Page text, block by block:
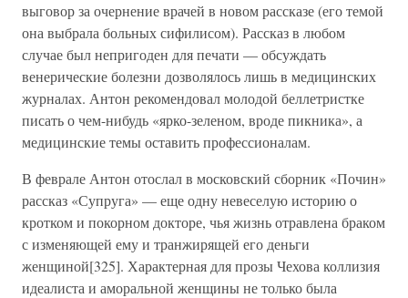
выговор за очернение врачей в новом рассказе (его темой
она выбрала больных сифилисом). Рассказ в любом
случае был непригоден для печати — обсуждать
венерические болезни дозволялось лишь в медицинских
журналах. Антон рекомендовал молодой беллетристке
писать о чем-нибудь «ярко-зеленом, вроде пикника», а
медицинские темы оставить профессионалам.
В феврале Антон отослал в московский сборник «Почин»
рассказ «Супруга» — еще одну невеселую историю о
кротком и покорном докторе, чья жизнь отравлена браком
с изменяющей ему и транжирящей его деньги
женщиной[325]. Характерная для прозы Чехова коллизия
идеалиста и аморальной женщины не только была